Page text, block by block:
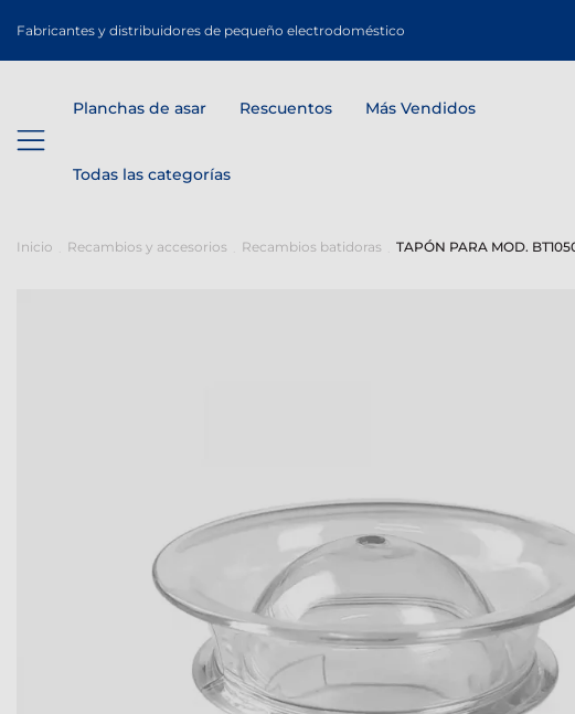
Fabricantes y distribuidores de pequeño electrodoméstico
Planchas de asar Rescuentos Más Vendidos
Todas las categorías
Inicio Recambios y accesorios Recambios batidoras TAPÓN PARA MOD.